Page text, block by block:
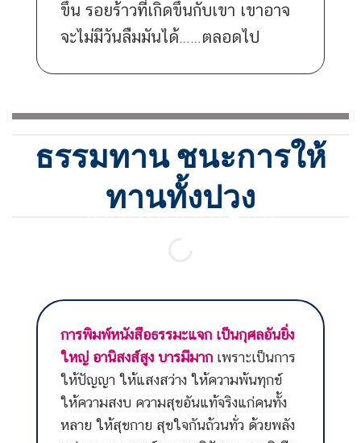
ขึ้น รอยร้าวที่เกิดขึ้นกับเขา เขาอาจ
จะไม่มีวันลืมมันได้……ตลอดไป
ธรรมทาน ชนะการให้
ทานทั้งปวง